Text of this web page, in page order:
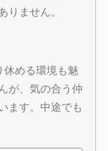
りません。
休める環境も魅
が、気の合う仲
ます。中途でも